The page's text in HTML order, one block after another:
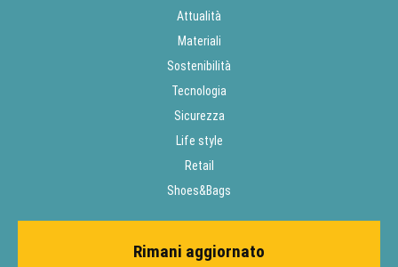
Attualità
Materiali
Sostenibilità
Tecnologia
Sicurezza
Life style
Retail
Shoes&Bags
Rimani aggiornato